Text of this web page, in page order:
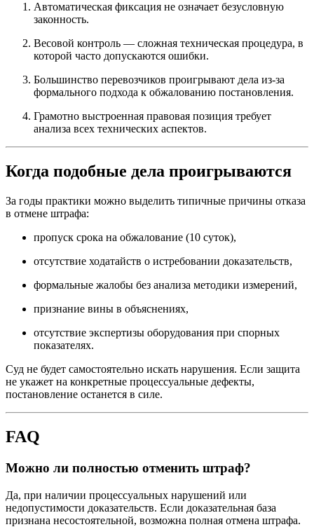
Автоматическая фиксация не означает безусловную
законность.
Весовой контроль — сложная техническая процедура, в
которой часто допускаются ошибки.
Большинство перевозчиков проигрывают дела из-за
формального подхода к обжалованию постановления.
Грамотно выстроенная правовая позиция требует
анализа всех технических аспектов.
Когда подобные дела проигрываются
За годы практики можно выделить типичные причины отказа
в отмене штрафа:
пропуск срока на обжалование (10 суток),
отсутствие ходатайств о истребовании доказательств,
формальные жалобы без анализа методики измерений,
признание вины в объяснениях,
отсутствие экспертизы оборудования при спорных
показателях.
Суд не будет самостоятельно искать нарушения. Если защита
не укажет на конкретные процессуальные дефекты,
постановление останется в силе.
FAQ
Можно ли полностью отменить штраф?
Да, при наличии процессуальных нарушений или
недопустимости доказательств. Если доказательная база
признана несостоятельной, возможна полная отмена штрафа.